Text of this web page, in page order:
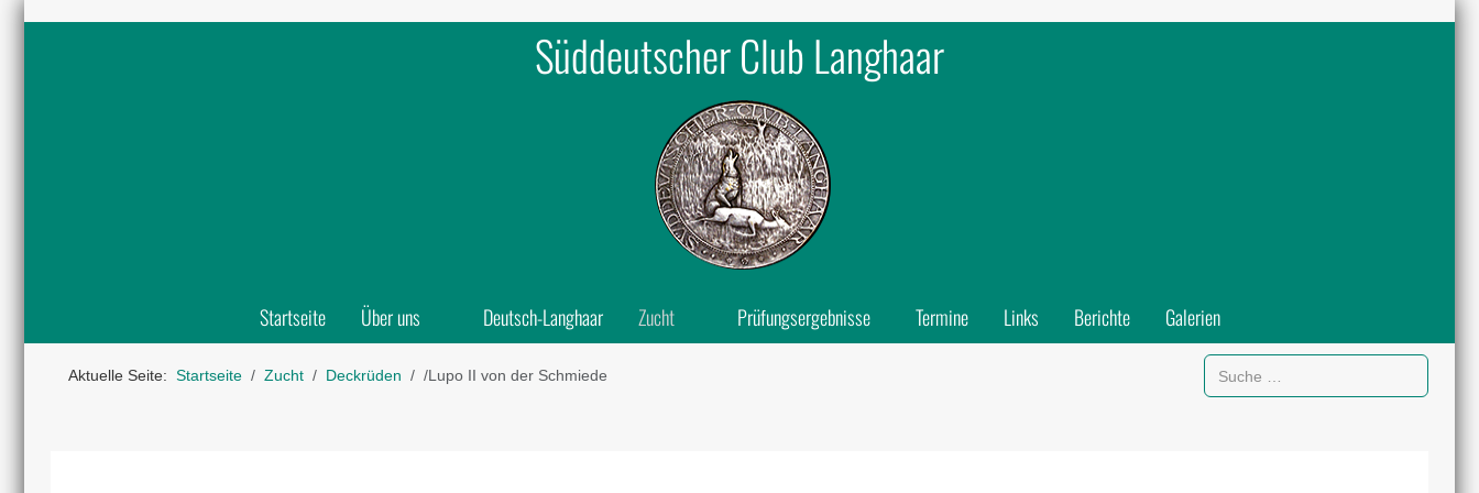
Süddeutscher Club Langhaar
Startseite Über uns Deutsch-Langhaar Zucht Prüfungsergebnisse Termine Links Berichte Galerien
Aktuelle Seite: Startseite Zucht Deckrüden /Lupo II von der Schmiede
Suchen